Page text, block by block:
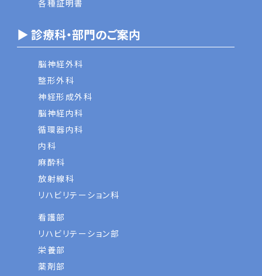
各種証明書
▶ 診療科・部門のご案内
脳神経外科
整形外科
神経形成外科
脳神経内科
循環器内科
内科
麻酔科
放射線科
リハビリテーション科
看護部
リハビリテーション部
栄養部
薬剤部